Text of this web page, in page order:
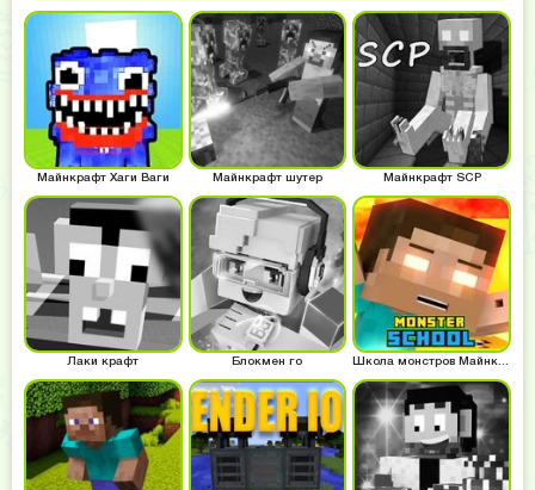
Майнкрафт Хаги Ваги Майнкрафт шутер Майнкрафт SCP
Лаки крафт Блокмен го Школа монстров Майнкрафт